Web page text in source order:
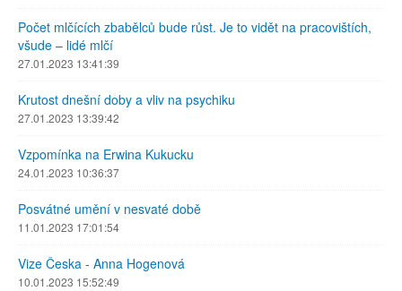
Počet mlčících zbabělců bude růst. Je to vidět na pracovištích,
všude – lidé mlčí
27.01.2023 13:41:39
Krutost dnešní doby a vliv na psychiku
27.01.2023 13:39:42
Vzpomínka na Erwina Kukucku
24.01.2023 10:36:37
Posvátné umění v nesvaté době
11.01.2023 17:01:54
Vize Česka - Anna Hogenová
10.01.2023 15:52:49